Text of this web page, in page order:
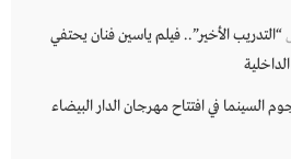
“التدريب الأخير”.. فيلم ياسين فنان يحتفي
السينما في افتتاح مهرجان الدار البيضاء